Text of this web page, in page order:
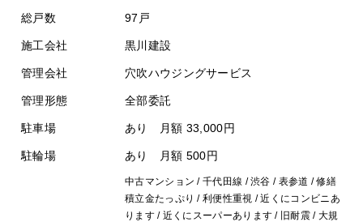
総戸数 97戸
施工会社 黒川建設
管理会社 穴吹ハウジングサービス
管理形態 全部委託
駐車場 あり 月額 33,000円
駐輪場 あり 月額 500円
中古マンション / 千代田線 / 渋谷 / 表参道 / 修繕
積立金たっぷり / 利便性重視 / 近くにコンビニあ
ります / 近くにスーパーあります / 旧耐震 / 大規